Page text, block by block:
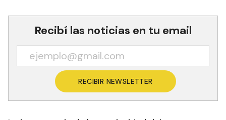
Recibí las noticias en tu email
RECIBIR NEWSLETTER